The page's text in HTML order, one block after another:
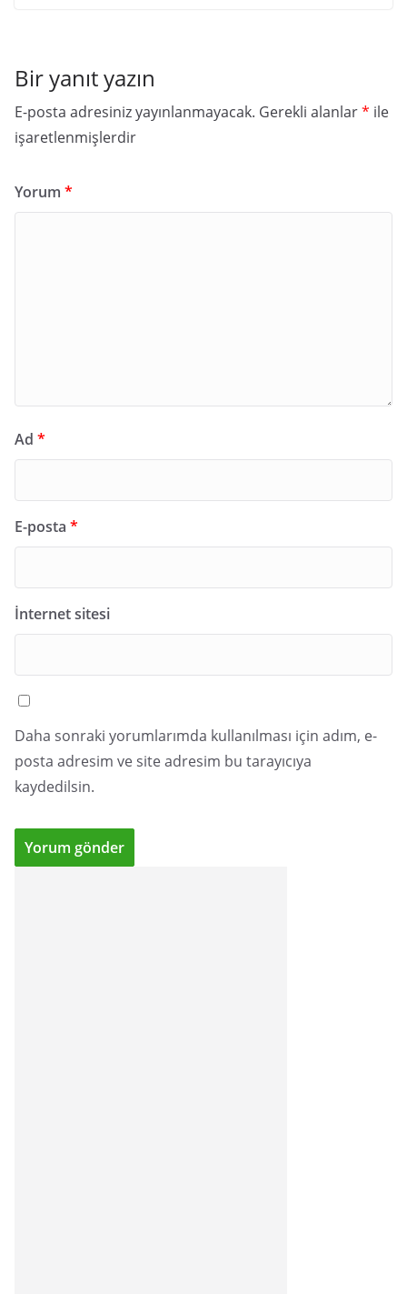
Bir yanıt yazın
E-posta adresiniz yayınlanmayacak. Gerekli alanlar* ile
işaretlenmişlerdir
Yorum *
Ad *
E-posta *
İnternet sitesi
Daha sonraki yorumlarımda kullanılması için adım, e-
posta adresim ve site adresim bu tarayıcıya
kaydedilsin.